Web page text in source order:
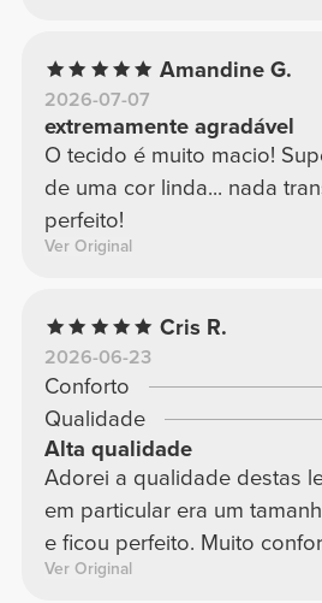
Amandine G.
2026-07-07
extremamente agradável
O tecido é muito macio!
de uma cor linda... nada
perfeito!
Ver Original
Cris R.
2026-06-23
Conforto
Qualidade
Alta qualidade
Adorei a qualidade destas
em particular era um
e ficou perfeito. Muito
Ver Original